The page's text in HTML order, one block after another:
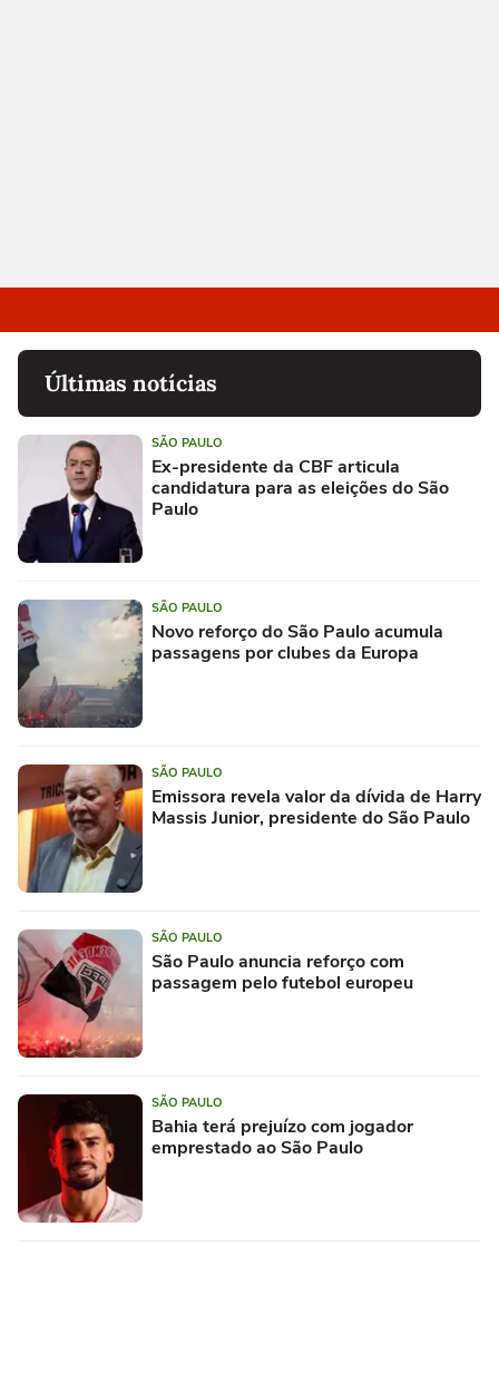
Últimas notícias
SÃO PAULO
Ex-presidente da CBF articula
candidatura para as eleições do São
Paulo
SÃO PAULO
Novo reforço do São Paulo acumula
passagens por clubes da Europa
SÃO PAULO
Emissora revela valor da dívida de Harry
Massis Junior, presidente do São Paulo
SÃO PAULO
São Paulo anuncia reforço com
passagem pelo futebol europeu
SÃO PAULO
Bahia terá prejuízo com jogador
emprestado ao São Paulo